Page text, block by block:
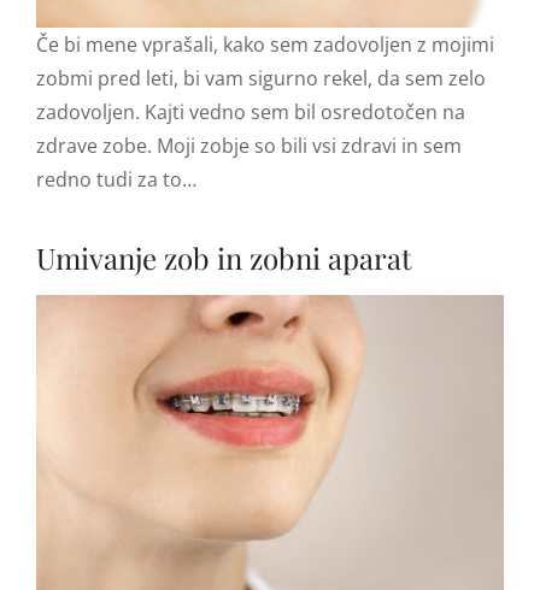
Če bi mene vprašali, kako sem zadovoljen z mojimi
zobmi pred leti, bi vam sigurno rekel, da sem zelo
zadovoljen. Kajti vedno sem bil osredotočen na
zdrave zobe. Moji zobje so bili vsi zdravi in sem
redno tudi za to…
Umivanje zob in zobni aparat